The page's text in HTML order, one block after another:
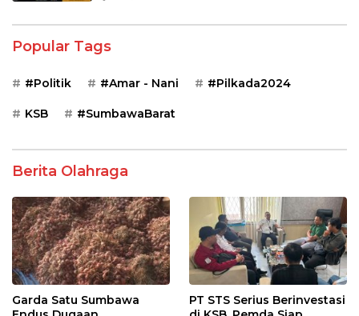
Popular Tags
#Politik #Amar - Nani #Pilkada2024
KSB #SumbawaBarat
Berita Olahraga
Garda Satu Sumbawa
PT STS Serius Berinvestasi